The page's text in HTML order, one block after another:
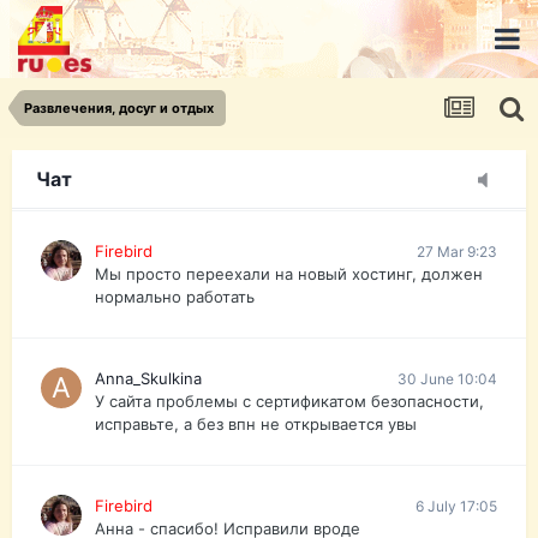
Развлечения, досуг и отдых
Чат
urist.dokument@gmail.com
https://pasport-ua.com/
Телеграмм @uristpassua
Firebird
Друзья - из России без VPN сайт и форум
Firebird 27 Mar 9:23
Мы просто переехали на новый хостинг, должен
нормально работать
Anna_Skulkina 30 June 10:04
У сайта проблемы с сертификатом безопасности,
исправьте, а без впн не открывается увы
Firebird 6 July 17:05
Анна - спасибо! Исправили вроде